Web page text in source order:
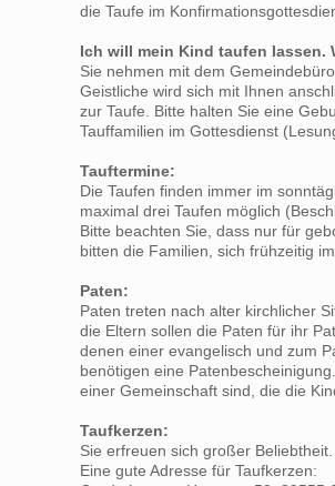
die Taufe im
Ich will mein Kind taufen lassen.
Sie nehmen mit dem
Geistliche wird sich mit Ihnen
zur Taufe. Bitte halten Sie eine
Tauffamilien im Gottesdienst
Tauftermine:
Die Taufen finden immer im
maximal drei Taufen möglich
Bitte beachten Sie, dass nur für
bitten die Familien, sich frühzeitig
Paten:
Paten treten nach alter kirchlicher
die Eltern sollen die Paten für ihr
denen einer evangelisch und zum
benötigen eine
einer Gemeinschaft sind, die die
Taufkerzen:
Sie erfreuen sich großer Beliebtheit.
Eine gute Adresse für Taufkerzen: